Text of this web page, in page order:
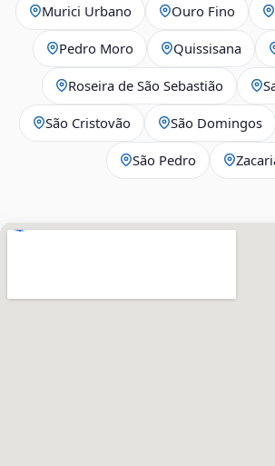
Murici Urbano Ouro Fino
Pedro Moro Quissisana
Roseira de São Sebastião
São Cristovão São Domingos
São Pedro